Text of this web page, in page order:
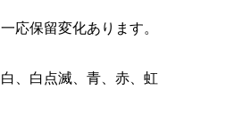
一応保留変化あります。
白、白点滅、青、赤、虹